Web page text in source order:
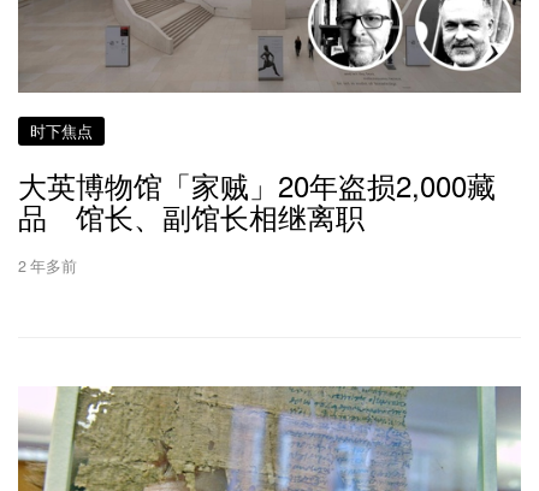
时下焦点
大英博物馆「家贼」20年盗损2,000藏
品 馆长、副馆长相继离职
2 年多前